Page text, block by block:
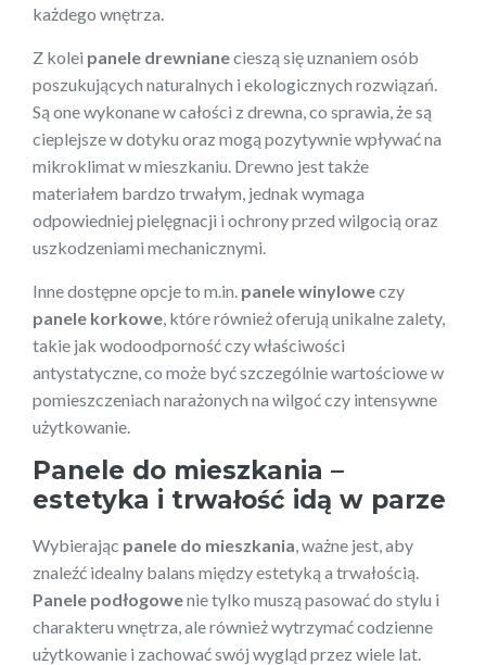
każdego wnętrza.
Z kolei panele drewnianecieszą się uznaniem osób
poszukujących naturalnych i ekologicznych rozwiązań.
Są one wykonane w całości z drewna, co sprawia, że są
cieplejsze w dotyku oraz mogą pozytywnie wpływać na
mikroklimat w mieszkaniu. Drewno jest także
materiałem bardzo trwałym, jednak wymaga
odpowiedniej pielęgnacji i ochrony przed wilgocią oraz
uszkodzeniami mechanicznymi.
Inne dostępne opcje to m.in. panele winyloweczy
panele korkowe , które również oferują unikalne zalety,
takie jak wodoodporność czy właściwości
antystatyczne, co może być szczególnie wartościowe w
pomieszczeniach narażonych na wilgoć czy intensywne
użytkowanie.
Panele do mieszkania –
estetyka i trwałość idą w parze
Wybierając panele do mieszkania , ważne jest, aby
znaleźć idealny balans między estetyką a trwałością.
Panele podłogowenie tylko muszą pasować do stylu i
charakteru wnętrza, ale również wytrzymać codzienne
użytkowanie i zachować swój wygląd przez wiele lat.